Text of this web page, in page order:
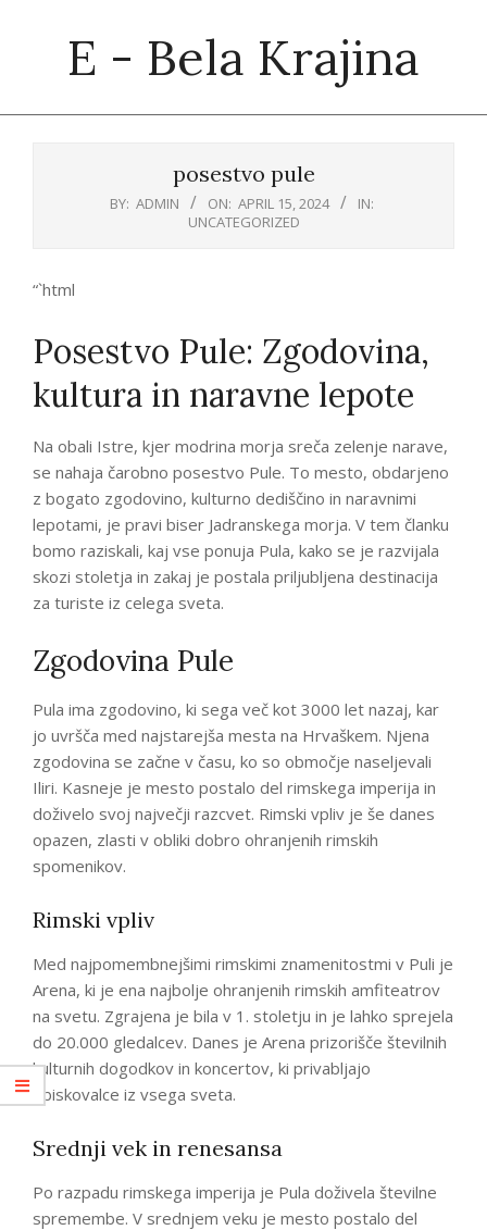
E - Bela Krajina
posestvo pule
BY: ADMIN ON: APRIL 15, 2024
IN:
UNCATEGORIZED
“`html
Posestvo Pule: Zgodovina,
kultura in naravne lepote
Na obali Istre, kjer modrina morja sreča zelenje narave,
se nahaja čarobno posestvo Pule. To mesto, obdarjeno
z bogato zgodovino, kulturno dediščino in naravnimi
lepotami, je pravi biser Jadranskega morja. V tem članku
bomo raziskali, kaj vse ponuja Pula, kako se je razvijala
skozi stoletja in zakaj je postala priljubljena destinacija
za turiste iz celega sveta.
Zgodovina Pule
Pula ima zgodovino, ki sega več kot 3000 let nazaj, kar
jo uvršča med najstarejša mesta na Hrvaškem. Njena
zgodovina se začne v času, ko so območje naseljevali
Iliri. Kasneje je mesto postalo del rimskega imperija in
doživelo svoj največji razcvet. Rimski vpliv je še danes
opazen, zlasti v obliki dobro ohranjenih rimskih
spomenikov.
Rimski vpliv
Med najpomembnejšimi rimskimi znamenitostmi v Puli je
Arena, ki je ena najbolje ohranjenih rimskih amfiteatrov
na svetu. Zgrajena je bila v 1. stoletju in je lahko sprejela
do 20.000 gledalcev. Danes je Arena prizorišče številnih
kulturnih dogodkov in koncertov, ki privabljajo
obiskovalce iz vsega sveta.
Srednji vek in renesansa
Po razpadu rimskega imperija je Pula doživela številne
spremembe. V srednjem veku je mesto postalo del